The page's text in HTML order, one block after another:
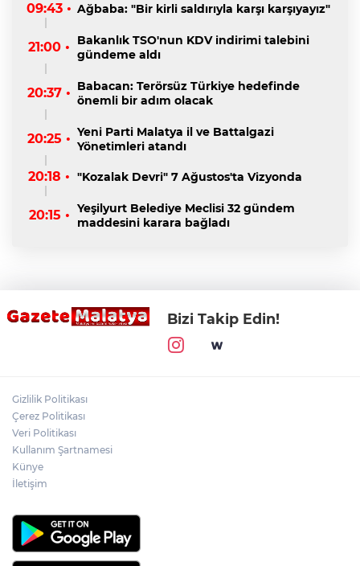
09:43 • Ağbaba: "Bir kirli saldırıyla karşı karşıyayız"
21:00 •
Bakanlık TSO'nun KDV indirimi talebini
gündeme aldı
20:37 • Babacan: Terörsüz Türkiye hedefinde
önemli bir adım olacak
20:25 • Yeni Parti Malatya il ve Battalgazi
Yönetimleri atandı
20:18 • "Kozalak Devri" 7 Ağustos'ta Vizyonda
20:15 • Yeşilyurt Belediye Meclisi 32 gündem
maddesini karara bağladı
Bizi Takip Edin!
Gizlilik Politikası
Çerez Politikası
Veri Politikası
Kullanım Şartnamesi
Künye
İletişim